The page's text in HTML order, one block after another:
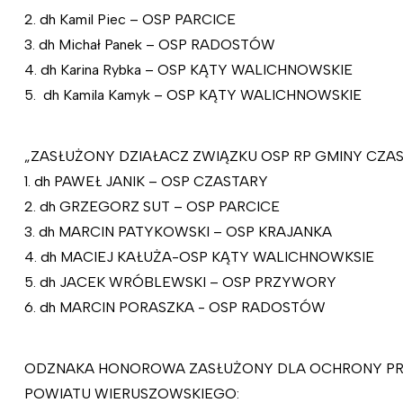
2. dh Kamil Piec – OSP PARCICE
3. dh Michał Panek – OSP RADOSTÓW
4. dh Karina Rybka – OSP KĄTY WALICHNOWSKIE
5. dh Kamila Kamyk – OSP KĄTY WALICHNOWSKIE
„ZASŁUŻONY DZIAŁACZ ZWIĄZKU OSP RP GMINY
1. dh PAWEŁ JANIK – OSP CZASTARY
2. dh GRZEGORZ SUT – OSP PARCICE
3. dh MARCIN PATYKOWSKI – OSP KRAJANKA
4. dh MACIEJ KAŁUŻA-OSP KĄTY WALICHNOWKSIE
5. dh JACEK WRÓBLEWSKI – OSP PRZYWORY
6. dh MARCIN PORASZKA - OSP RADOSTÓW
ODZNAKA HONOROWA ZASŁUŻONY DLA OCHRONY
POWIATU WIERUSZOWSKIEGO: